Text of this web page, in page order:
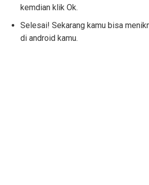
kemdian klik Ok.
Selesai! Sekarang kamu bisa
di android kamu.